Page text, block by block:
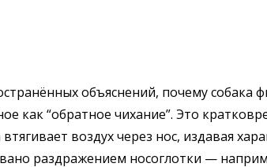
объяснений, почему собака
как “обратное чихание”. Это
воздух через нос, издавая
раздражением носоглотки —